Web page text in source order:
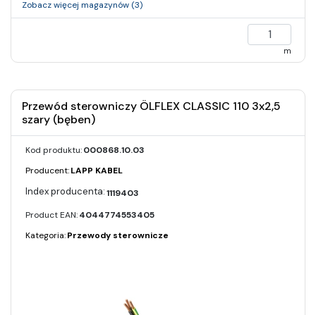
Zobacz więcej magazynów (3)
m
Przewód sterowniczy ÖLFLEX CLASSIC 110 3x2,5
szary (bęben)
Kod produktu:000868.10.03
Producent:LAPP KABEL
1119403
Product EAN:4044774553405
Kategoria:Przewody sterownicze